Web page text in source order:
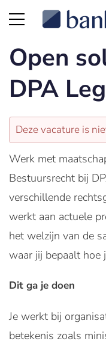
Open
DPA
Deze vacature is
Werk met
Bestuursrecht bij
verschillende
werkt aan actuele
het welzijn van de
waar jij bepaalt hoe
Dit ga je doen
Je werkt bij
betekenis zoals